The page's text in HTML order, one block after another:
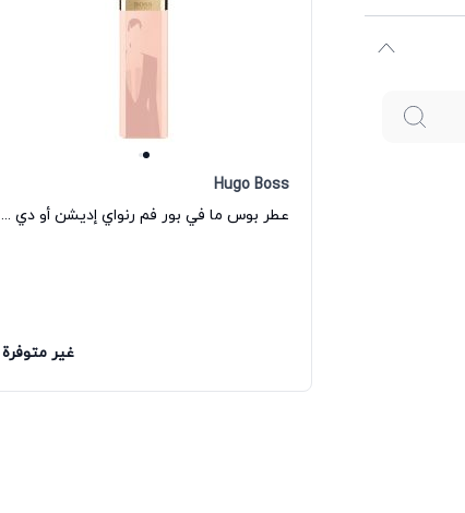
Hugo Boss
عطر بوس ما في بور فم رنواي إديشن أو دي بارفيوم للنساء هوغو بوس
غير متوفرة